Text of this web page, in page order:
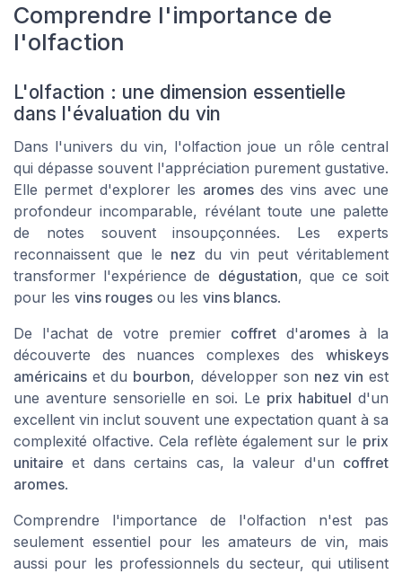
Comprendre l'importance de
l'olfaction
L'olfaction : une dimension essentielle
dans l'évaluation du vin
Dans l'univers du vin, l'olfaction joue un rôle central
qui dépasse souvent l'appréciation purement gustative.
Elle permet d'explorer les aromesdes vins avec une
profondeur incomparable, révélant toute une palette
de notes souvent insoupçonnées. Les experts
reconnaissent que le nez du vin peut véritablement
transformer l'expérience de dégustation, que ce soit
pour les vins rouges ou les vins blancs.
De l'achat de votre premier coffret d'aromesà la
découverte des nuances complexes des whiskeys
américains et du bourbon, développer son nez vin est
une aventure sensorielle en soi. Le prix habituel d'un
excellent vin inclut souvent une expectation quant à sa
complexité olfactive. Cela reflète également sur le prix
unitaire et dans certains cas, la valeur d'un coffret
aromes.
Comprendre l'importance de l'olfaction n'est pas
seulement essentiel pour les amateurs de vin, mais
aussi pour les professionnels du secteur, qui utilisent